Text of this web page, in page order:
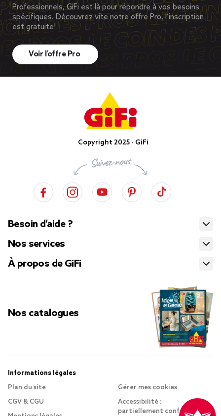
Professionnels, GiFi est là pour répondre à vos besoins
spécifiques. Découvrez vite notre offre Pro, l’inscription
est gratuite!
Voir l’offre Pro
Copyright 2025 - GiFi
Besoin d’aide ?
Nos services
À propos de GiFi
Nos catalogues
Informations légales
Plan du site
CGV & CGU
Gérer mes cookies
Accessibilité :
partiellement conforme